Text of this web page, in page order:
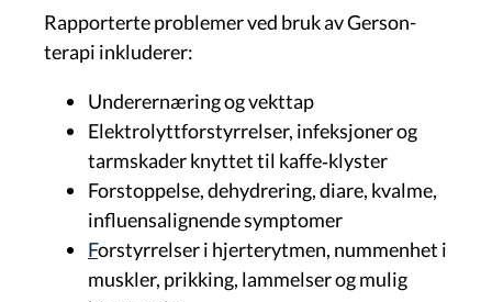
Rapporterte problemer ved bruk av Gerson-
terapi inkluderer:
Underernæring og vekttap
Elektrolyttforstyrrelser, infeksjoner og
tarmskader knyttet til kaffe‑klyster
Forstoppelse, dehydrering, diare, kvalme,
influensalignende symptomer
Forstyrrelser i hjerterytmen, nummenhet i
muskler, prikking, lammelser og mulig